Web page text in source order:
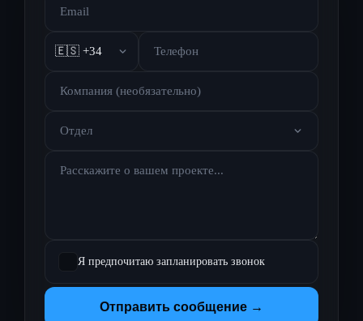
🇪🇸 +34
Отдел
Я предпочитаю запланировать звонок
Отправить сообщение →